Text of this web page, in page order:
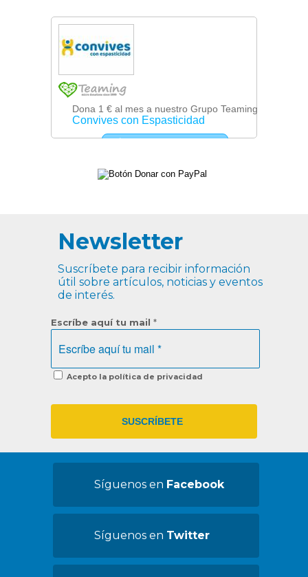
Newsletter
Suscríbete para recibir información
útil sobre artículos, noticias y eventos
de interés.
Escríbe aquí tu mail *
Acepto la política de privacidad
Síguenos en Facebook
Síguenos en Twitter